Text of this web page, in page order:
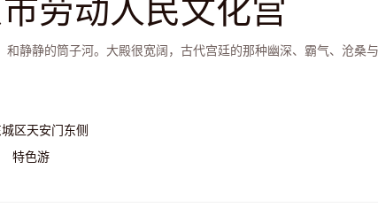
劳动人民文化宫
和静静的筒子河。大殿很宽阔，古代宫廷的那种幽深、霸气、沧桑与
区天安门东侧
特色游